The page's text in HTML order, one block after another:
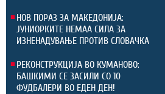
НОВ ПОРАЗ ЗА МАКЕДОНИЈА:
ЈУНИОРКИТЕ НЕМАА СИЛА ЗА
ИЗНЕНАДУВАЊЕ ПРОТИВ СЛОВАЧКА
РЕКОНСТРУКЦИЈА ВО КУМАНОВО:
БАШКИМИ СЕ ЗАСИЛИ СО 10
ФУДБАЛЕРИ ВО ЕДЕН ДЕН!